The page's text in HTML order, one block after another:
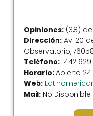
Opiniones: (3,8)
Dirección: Av. 20
Observatorio, 76058
Teléfono: 442
Horario: Abierto 24
Web:
Mail: No Disponible